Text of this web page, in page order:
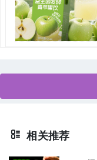
相关推荐